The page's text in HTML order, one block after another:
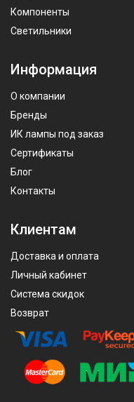
Компоненты
Светильники
Информация
О компании
Бренды
ИК лампы под заказ
Сертификаты
Блог
Контакты
Клиентам
Доставка и оплата
Личный кабинет
Система скидок
Возврат